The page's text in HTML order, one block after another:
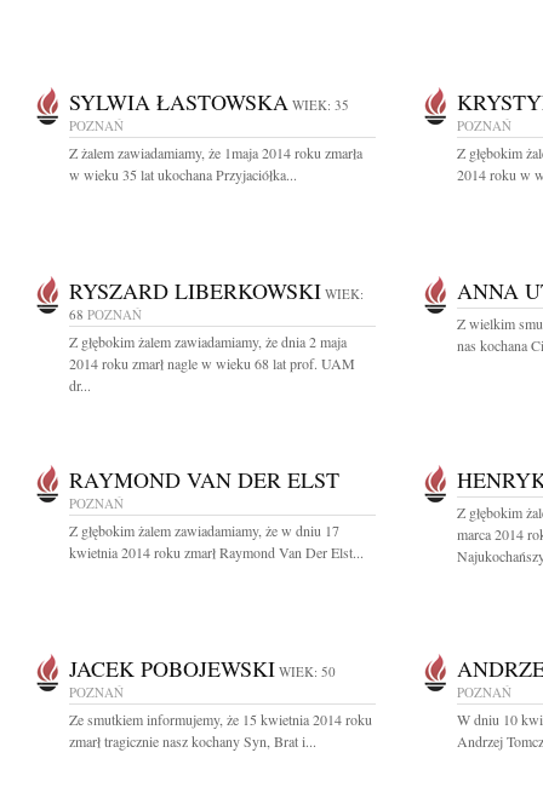
SYLWIA ŁASTOWSKA WIEK: 35
POZNAŃ
Z żalem zawiadamiamy, że 1maja 2014 roku zmarła
w wieku 35 lat ukochana Przyjaciółka...
POZNAŃ
Z głębokim
2014 roku w
RYSZARD LIBERKOWSKI WIEK:
68 POZNAŃ
Z głębokim żalem zawiadamiamy, że dnia 2 maja
2014 roku zmarł nagle w wieku 68 lat prof. UAM
dr...
ANNA
Z wielkim
nas kochana
RAYMOND VAN DER ELST
POZNAŃ
Z głębokim żalem zawiadamiamy, że w dniu 17
kwietnia 2014 roku zmarł Raymond Van Der Elst...
Z głębokim
marca 2014
JACEK POBOJEWSKI WIEK: 50
POZNAŃ
Ze smutkiem informujemy, że 15 kwietnia 2014 roku
zmarł tragicznie nasz kochany Syn, Brat i...
POZNAŃ
W dniu 10
Andrzej